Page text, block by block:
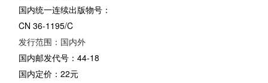
国内统一连续出版物号：
CN 36-1195/C
发行范围：国内外
国内邮发代号：44-18
国内定价：22元